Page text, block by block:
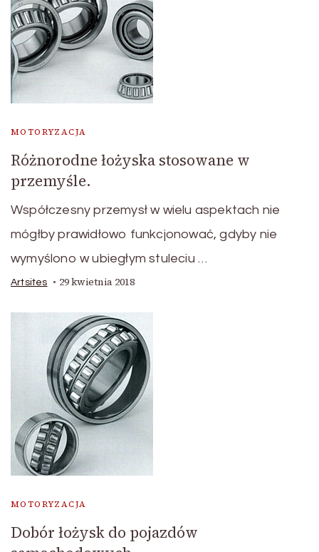
MOTORYZACJA
Różnorodne łożyska stosowane w
przemyśle.
Współczesny przemysł w wielu aspektach nie
mógłby prawidłowo funkcjonować, gdyby nie
wymyślono w ubiegłym stuleciu …
Artsites 29 kwietnia 2018
MOTORYZACJA
Dobór łożysk do pojazdów